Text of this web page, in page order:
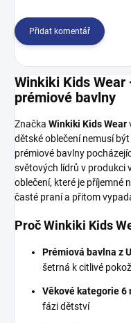
Přidat komentář
Winkiki Kids
prémiové bavlny
Značka Winkiki Kids Wear
dětské oblečení nemusí
prémiové bavlny
světových lídrů v produkci
oblečení, které je příjemné
časté praní a přitom
Proč Winkiki Kids
Prémiová bavlna z
šetrná k citlivé
Věkové kategorie 6
fázi dětství